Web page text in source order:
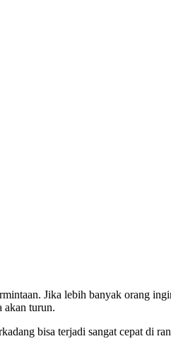
Jika lebih banyak orang
akan turun.
bisa terjadi sangat cepat di